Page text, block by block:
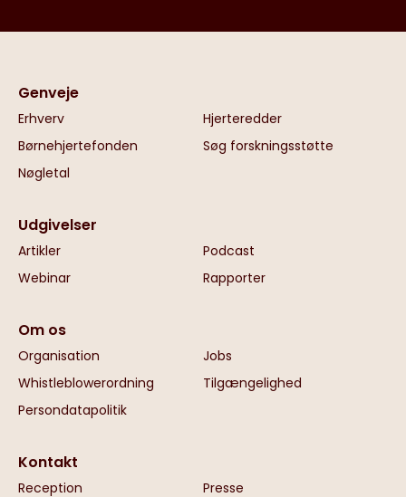
Genveje
Erhverv
Hjerteredder
Børnehjertefonden
Søg forskningsstøtte
Nøgletal
Udgivelser
Artikler
Podcast
Webinar
Rapporter
Om os
Organisation
Jobs
Whistleblowerordning
Tilgængelighed
Persondatapolitik
Kontakt
Reception Presse